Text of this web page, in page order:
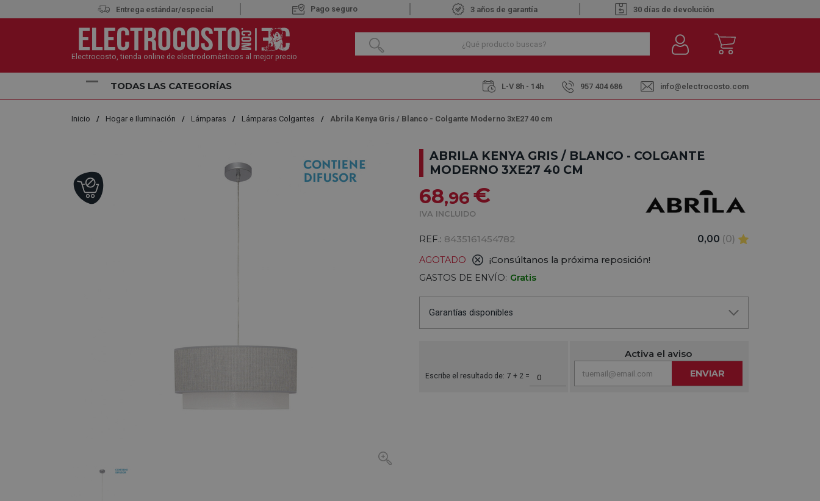
Entrega estándar/especial Pago seguro 3 años de garantía 30 días de devolución
Electrocosto, tienda online de electrodomésticos al mejor precio
TODAS LAS CATEGORÍAS L-V 8h - 14h 957 404 686 info@electrocosto.com
Inicio Hogar e Iluminación Lámparas Lámparas Colgantes Abrila Kenya Gris / Blanco - Colgante Moderno 3xE27 40 cm
ABRILA KENYA GRIS / BLANCO - COLGANTE
MODERNO 3XE27 40 CM
68,96 €
IVA INCLUIDO
REF.: 8435161454782 0,00 (0)
AGOTADO
¡Consúltanos la próxima reposición!
GASTOS DE ENVÍO: Gratis
Garantías disponibles
Escribe el resultado de: 7 + 2 =
Activa el aviso
ENVIAR